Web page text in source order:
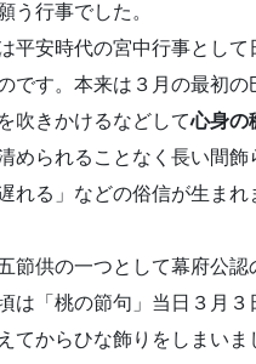
う行事でした。
平安時代の宮中行事とし
です。本来は３月の最初
吹きかけるなどして心身の
められることなく長い間
れる」などの俗信が生まれ
節供の一つとして幕府公認
は「桃の節句」当日３月
てからひな飾りをしまいま